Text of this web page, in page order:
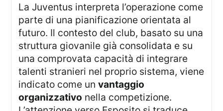
La Juventus interpreta l’operazione come
parte di una pianificazione orientata al
futuro. Il contesto del club, basato su una
struttura giovanile già consolidata e su
una comprovata capacità di integrare
talenti stranieri nel proprio sistema, viene
indicato come unvantaggio
organizzativo nella competizione.